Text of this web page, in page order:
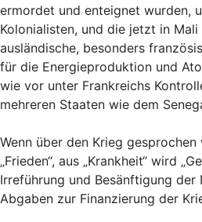
ermordet und enteignet wurden,
Kolonialisten, und die jetzt in
ausländische, besonders
für die Energieproduktion und
wie vor unter Frankreichs
mehreren Staaten wie dem
Wenn über den Krieg
„Frieden“, aus „Krankheit“ wird
Irreführung und Besänftigung
Abgaben zur Finanzierung der